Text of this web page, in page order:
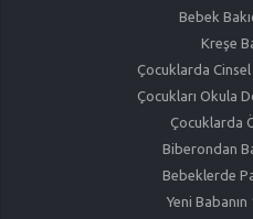
Bebek
Kreşe
Çocuklarda
Çocukları Okula
Çocuklarda
Biberondan
Bebeklerde
Yeni Babanın